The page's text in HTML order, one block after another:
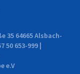
35 64665 Alsbach-
50 653-999 |
e.V